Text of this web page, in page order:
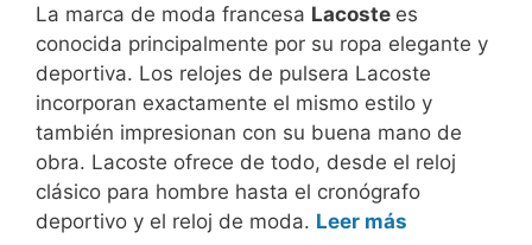
La marca de moda francesa Lacoste es
conocida principalmente por su ropa elegante y
deportiva. Los relojes de pulsera Lacoste
incorporan exactamente el mismo estilo y
también impresionan con su buena mano de
obra. Lacoste ofrece de todo, desde el reloj
clásico para hombre hasta el cronógrafo
deportivo y el reloj de moda. Leer más